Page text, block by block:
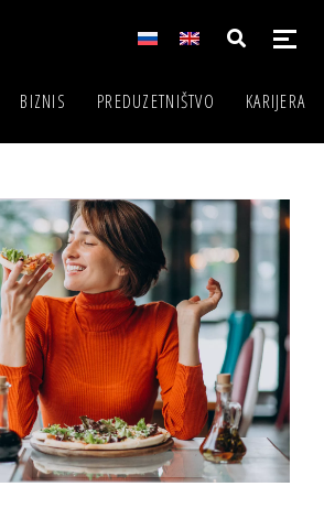
BIZNIS PREDUZETNIŠTVO KARIJERA